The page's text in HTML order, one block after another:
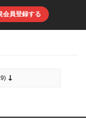
会員登録する
)